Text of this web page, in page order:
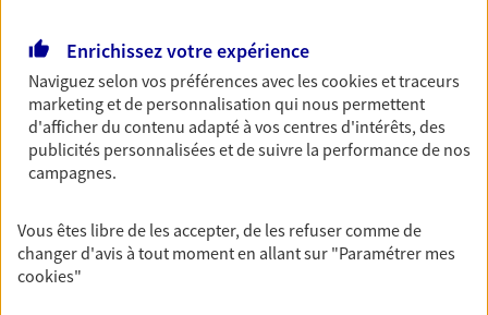
Retraite
Préparez sereinement ce nouveau chapitre de
votre vie avec les conseils d'un expert. Découvrez
notre solution PER (Plan Epargne Retraite)
spécialement conçue pour la retraite.
Couvrez vos dépenses de santé ainsi que celles de
votre famille avec la complémentaire santé qui
vous ressemble.
Enrichissez votre expérience
Naviguez selon vos préférences avec lescookies et traceurs
marketing et de personnalisation qui nous permettent
d'afficher du contenu adapté à vos centres d'intérêts, des
publicités personnalisées et de suivre la performance de nos
campagnes.
Vous êtes libre de les accepter, de les refuser comme de
changer d'avis à tout moment en allant sur "Paramétrer mes
cookies"